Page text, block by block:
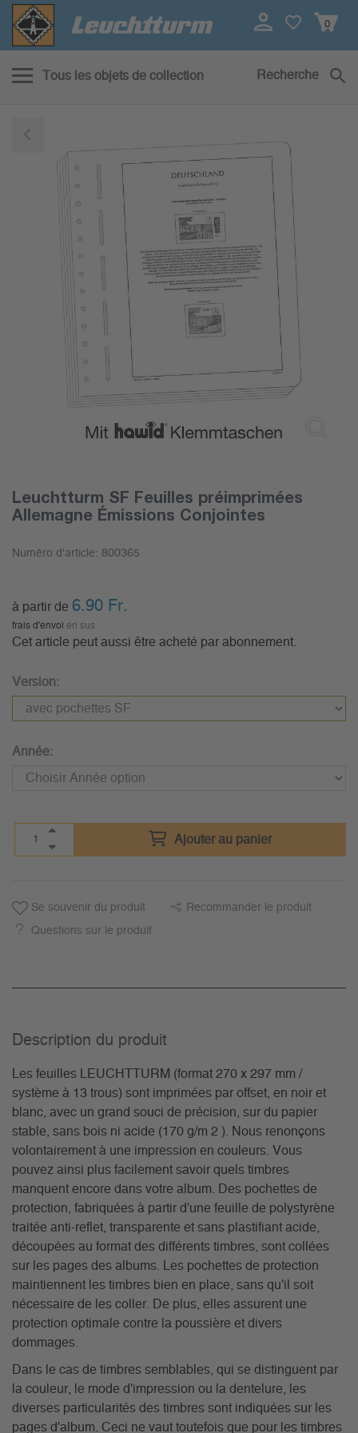
0
Tous les objets de collection Recherche
Leuchtturm SF Feuilles préimprimées
Allemagne Émissions Conjointes
Numéro d'article: 800365
à partir de 6.90 Fr.
frais d'envoi en sus
Cet article peut aussi être acheté par abonnement.
Version:
Année:
Ajouter au panier
Se souvenir du produit Recommander le produit
Questions sur le produit
Description du­ produit
Les feuilles LEUCHTTURM (format 270 x 297 mm /
système à 13 trous) sont imprimées par offset, en noir et
blanc, avec un grand souci de précision, sur du papier
stable, sans bois ni acide (170 g/m 2 ). Nous renonçons
volontairement à une impression en couleurs. Vous
pouvez ainsi plus facilement savoir quels timbres
manquent encore dans votre album. Des pochettes de
protection, fabriquées à partir d'une feuille de polystyrène
traitée anti-reflet, transparente et sans plastifiant acide,
découpées au format des différents timbres, sont collées
sur les pages des albums. Les pochettes de protection
maintiennent les timbres bien en place, sans qu'il soit
nécessaire de les coller. De plus, elles assurent une
protection optimale contre la poussière et divers
dommages.
Dans le cas de timbres semblables, qui se distinguent par
la couleur, le mode d'impression ou la dentelure, les
diverses particularités des timbres sont indiquées sur les
pages d'album. Ceci ne vaut toutefois que pour les timbres